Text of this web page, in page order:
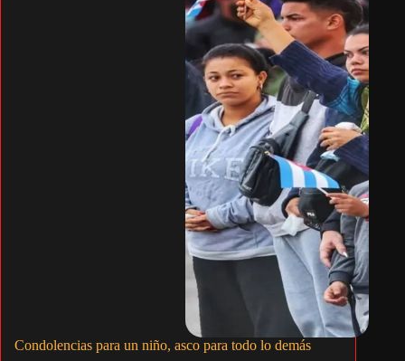
Condolencias para un niño, asco para todo lo demás